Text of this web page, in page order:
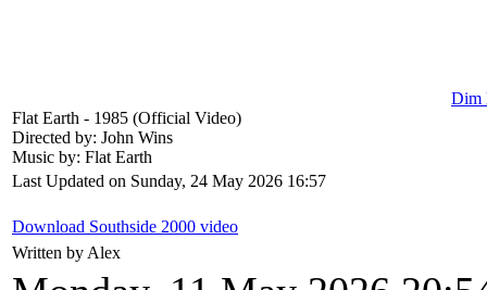
Dim
Flat Earth - 1985 (Official Video)
Directed by: John Wins
Music by: Flat Earth
Last Updated on Sunday, 24 May 2026 16:57
Download Southside 2000 video
Written by Alex